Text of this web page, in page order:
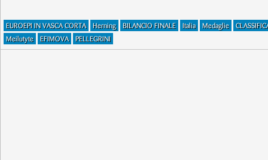
EUROEPI IN VASCA CORTA Herning BILANCIO FINALE Italia Medaglie
Meilutyte
EFIMOVA PELLEGRINI